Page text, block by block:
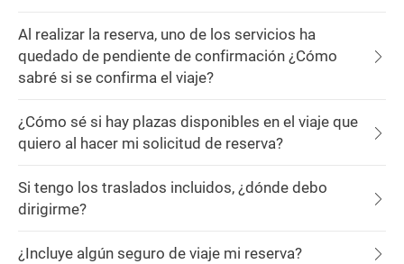
Al realizar la reserva, uno de los servicios ha
quedado de pendiente de confirmación ¿Cómo
sabré si se confirma el viaje?
¿Cómo sé si hay plazas disponibles en el viaje que
quiero al hacer mi solicitud de reserva?
Si tengo los traslados incluidos, ¿dónde debo
dirigirme?
¿Incluye algún seguro de viaje mi reserva?